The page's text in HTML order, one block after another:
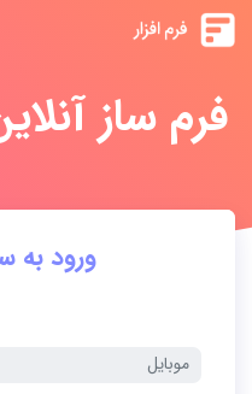
فرم ساز
ورود به